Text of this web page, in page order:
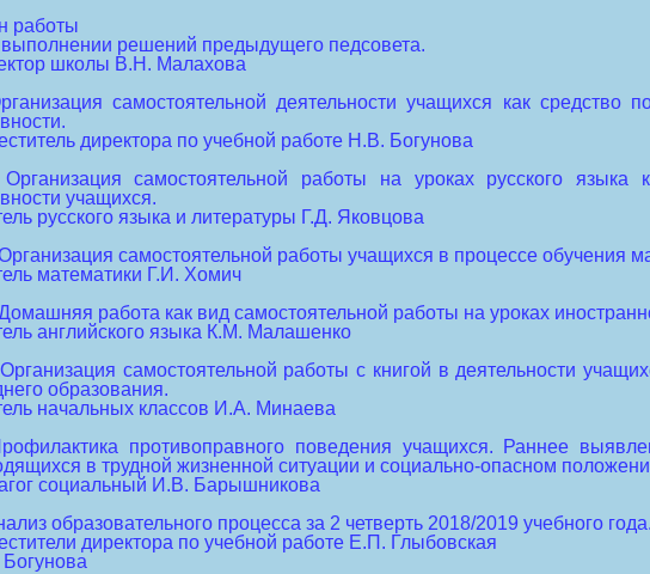
работы
решений предыдущего педсовета.
школы В.Н. Малахова
самостоятельной деятельности учащихся как средство
директора по учебной работе Н.В. Богунова
самостоятельной работы на уроках русского языка
учащихся.
русского языка и литературы Г.Д. Яковцова
самостоятельной работы учащихся в процессе обучения
математики Г.И. Хомич
работа как вид самостоятельной работы на уроках
английского языка К.М. Малашенко
самостоятельной работы с книгой в деятельности
образования.
начальных классов И.А. Минаева
противоправного поведения учащихся. Раннее
в трудной жизненной ситуации и социально-опасном
социальный И.В. Барышникова
образовательного процесса за 2 четверть 2018/2019 учебного года.
директора по учебной работе Е.П. Глыбовская